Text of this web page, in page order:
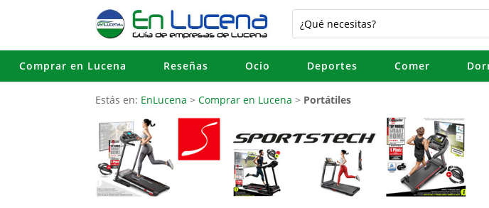
Comprar en Lucena Reseñas Ocio Deportes Comer
Estás en: EnLucena >Comprar en Lucena > Portátiles